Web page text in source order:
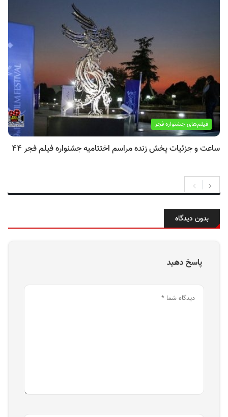
فیلم‌های جشنواره فجر
ساعت و جزئیات پخش زنده مراسم اختتامیه جشنواره فیلم فجر ۴۴
بدون دیدگاه
پاسخ دهید